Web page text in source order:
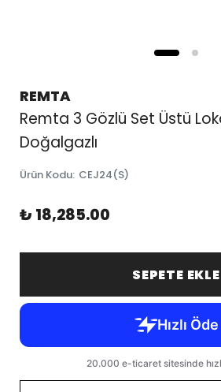
REMTA
Remta 3 Gözlü Set Üstü
Doğalgazlı
Ürün Kodu: CEJ24(S)
₺ 18,285.00
SEPETE EKLE